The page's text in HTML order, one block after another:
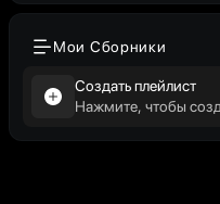
Мои Сборники
Создать плейлист
Нажмите, чтобы